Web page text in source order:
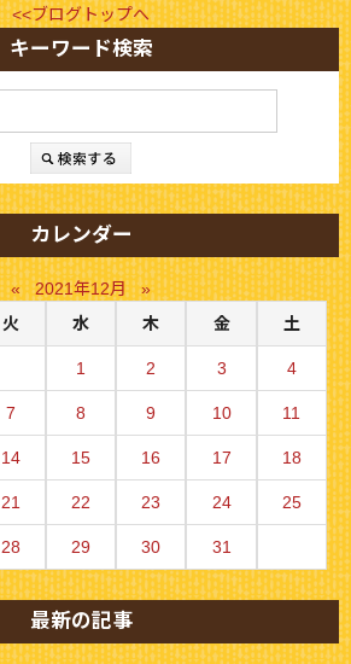
<<ブログトップへ
キーワード検索
カレンダー
« 2021年12月
»
火 水 木 金 土
1 2 3 4
7 8 9 10 11
14 15 16 17 18
21 22 23 24 25
28 29 30 31
最新の記事